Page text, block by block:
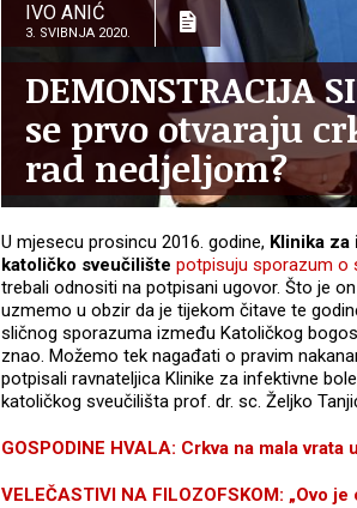
IVO ANIĆ
3. SVIBNJA 2020.
DEMONSTRACIJA
se prvo otvaraju
rad nedjeljom?
U mjesecu prosincu 2016. godine, Klinika za
katoličko sveučilište potpisuju sporazum o
trebali odnositi na potpisani ugovor. Što je
uzmemo u obzir da je tijekom čitave te
sličnog sporazuma između Katoličkog
znao. Možemo tek nagađati o pravim
potpisali ravnateljica Klinike za infektivne
katoličkog sveučilišta prof. dr. sc. Željko
GOSPODINE HVALA: Crkva na mala
VELEČASTIVI NA FILOZOFSKOM: „Ovo